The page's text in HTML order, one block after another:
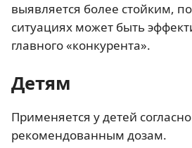
выявляется более стойким,
ситуациях может быть
главного «конкурента».
Детям
Применяется у детей
рекомендованным дозам.